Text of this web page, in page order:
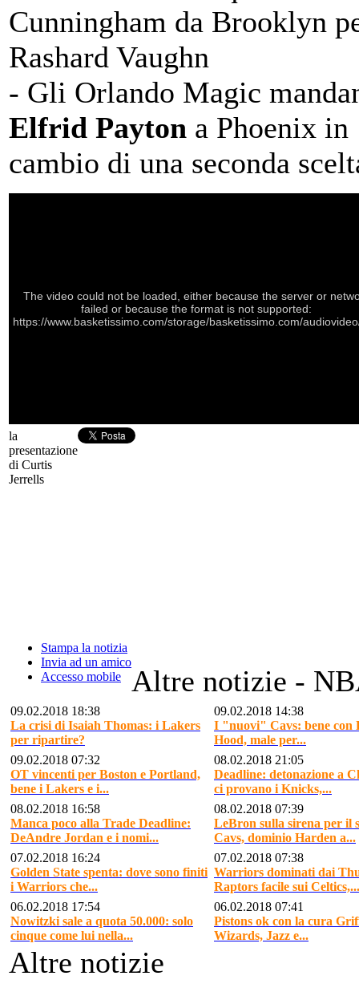
Cunningham da Brooklyn
Rashard Vaughn
- Gli Orlando Magic
Elfrid Payton a Phoenix in
cambio di una seconda
The video could not be loaded, either because the server or
failed or because the format is not supported:
https://www.basketissimo.com/storage/basketissimo.com/
la
presentazione
di Curtis
Jerrells
Stampa la notizia
Invia ad un amico
Accesso mobile
Altre notizie -
09.02.2018 18:38
La crisi di Isaiah Thomas: i Lakers
per ripartire?
09.02.2018 14:38
I "nuovi" Cavs: bene con
Hood, male per...
09.02.2018 07:32
OT vincenti per Boston e Portland,
bene i Lakers e i...
08.02.2018 21:05
Deadline: detonazione a
ci provano i Knicks,...
08.02.2018 16:58
Manca poco alla Trade Deadline:
DeAndre Jordan e i nomi...
08.02.2018 07:39
LeBron sulla sirena per il
Cavs, dominio Harden a...
07.02.2018 16:24
Golden State spenta: dove sono finiti
i Warriors che...
07.02.2018 07:38
Warriors dominati dai
Raptors facile sui Celtics,...
06.02.2018 17:54
Nowitzki sale a quota 50.000: solo
cinque come lui nella...
06.02.2018 07:41
Pistons ok con la cura
Wizards, Jazz e...
Altre notizie